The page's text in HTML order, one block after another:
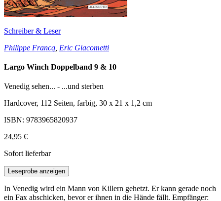
Schreiber & Leser
Philippe Francq Eric Giacometti
Largo Winch Doppelband 9 & 10
Venedig sehen... - ...und sterben
Hardcover, 112 Seiten, farbig, 30 x 21 x 1,2 cm
ISBN: 9783965820937
24,95 €
Sofort lieferbar
Leseprobe anzeigen
In Venedig wird ein Mann von Killern gehetzt. Er kann gerade noch
ein Fax abschicken, bevor er ihnen in die Hände fällt. Empfänger: